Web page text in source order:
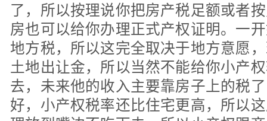
了，所以按理说你把房产税足额或者
房也可以给你办理正式产权证明。一
地方税，所以这完全取决于地方意愿
土地出让金，所以当然不能给你小产
去，未来他的收入主要靠房子上的税
好，小产权税率还比住宅更高，所以